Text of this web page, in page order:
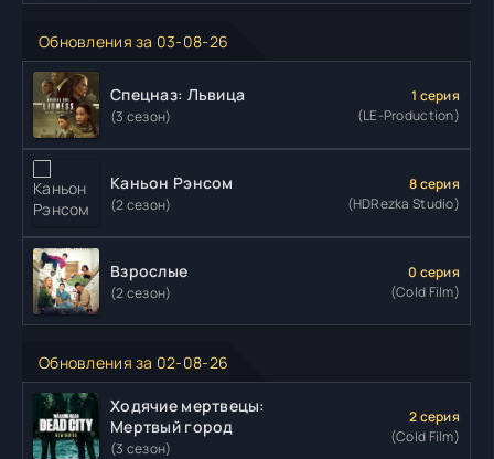
Обновления за 03-08-26
Спецназ: Львица
(3 сезон)
1 серия
(LE-Production)
Каньон Рэнсом
(2 сезон)
8 серия
(HDRezka Studio)
Взрослые
(2 сезон)
0 серия
(Cold Film)
Обновления за 02-08-26
Ходячие мертвецы:
Мертвый город
(3 сезон)
2 серия
(Cold Film)